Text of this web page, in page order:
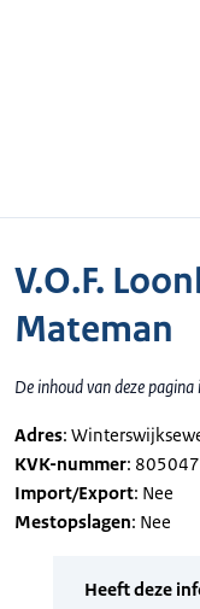
V.O.F.
Mateman
De inhoud van deze
Adres:
KVK-nummer:
Import/Export: Nee
Mestopslagen: Nee